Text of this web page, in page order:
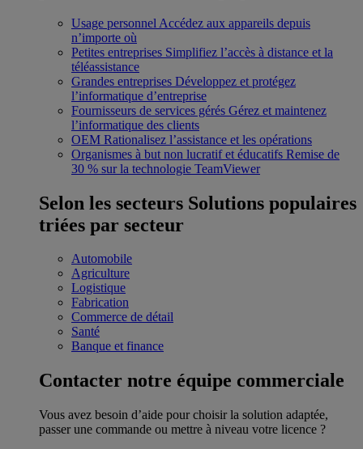
Usage personnel Accédez aux appareils depuis
n’importe où
Petites entreprises Simplifiez l’accès à distance et la
téléassistance
Grandes entreprises Développez et protégez
l’informatique d’entreprise
Fournisseurs de services gérés Gérez et maintenez
l’informatique des clients
OEM Rationalisez l’assistance et les opérations
Organismes à but non lucratif et éducatifs Remise de
30 % sur la technologie TeamViewer
Selon les secteurs Solutions populaires
triées par secteur
Automobile
Agriculture
Logistique
Fabrication
Commerce de détail
Santé
Banque et finance
Contacter notre équipe commerciale
Vous avez besoin d’aide pour choisir la solution adaptée,
passer une commande ou mettre à niveau votre licence ?